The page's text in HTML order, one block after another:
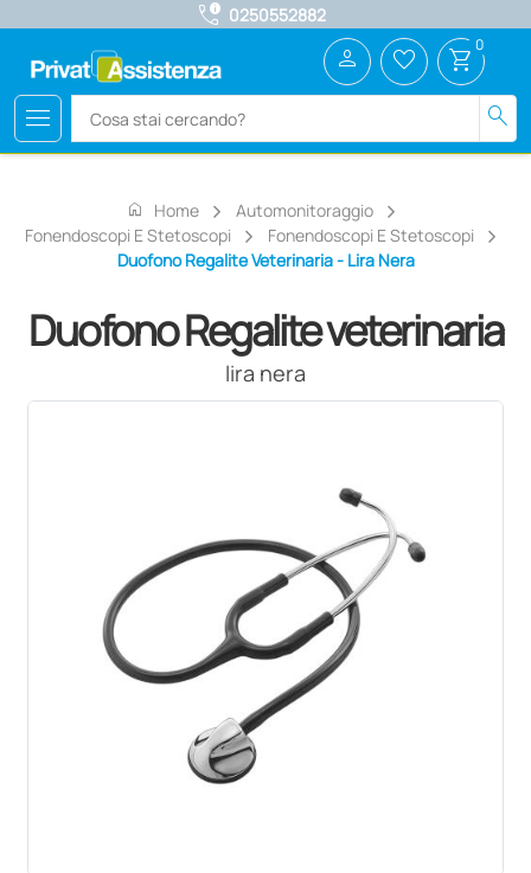
call_quality 0250552882
menu search
person favorite_border shopping_cart 0
home Home
Automonitoraggio
Fonendoscopi E Stetoscopi
Fonendoscopi E Stetoscopi
Duofono Regalite Veterinaria - Lira Nera
Duofono Regalite veterinaria
lira nera